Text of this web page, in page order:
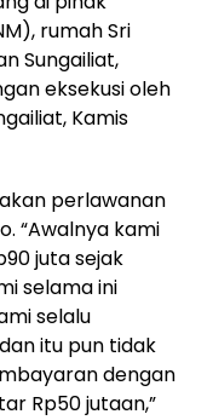
rumah Sri
Sungailiat,
eksekusi oleh
Kamis
perlawanan
“Awalnya kami
juta sejak
selama ini
selalu
itu pun tidak
dengan
Rp50 jutaan,”